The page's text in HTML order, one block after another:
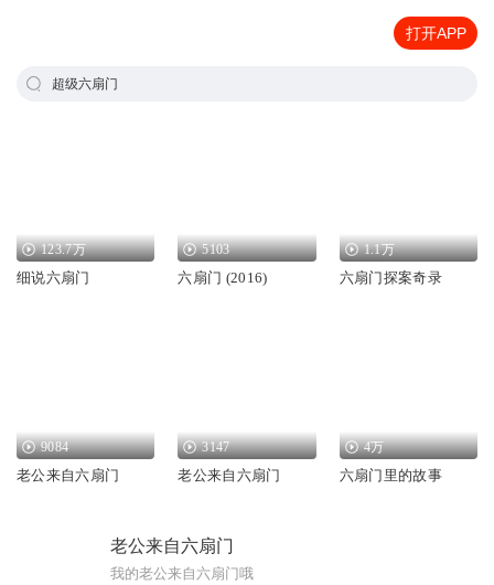
打开APP
超级六扇门
123.7万
细说六扇门
5103
六扇门 (2016)
1.1万
六扇门探案奇录
9084
老公来自六扇门
3147
老公来自六扇门
4万
六扇门里的故事
老公来自六扇门
我的老公来自六扇门哦